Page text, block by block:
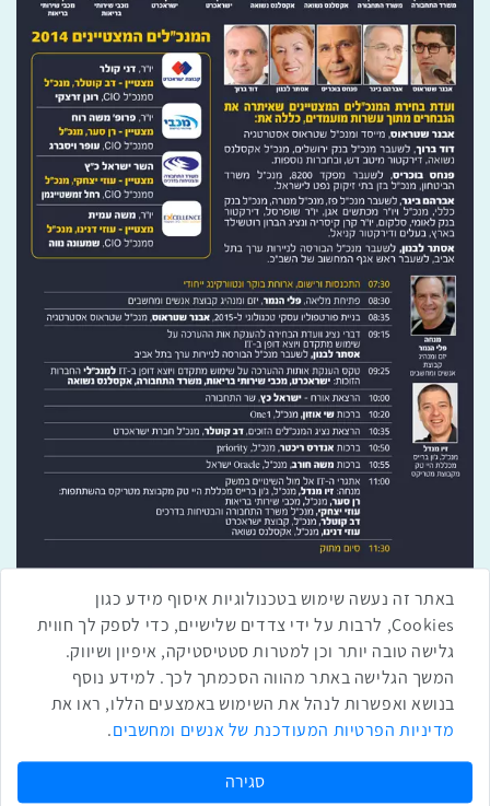
שתפו ברשת
שתף בלינקדאין
שתף בווטסאפ
שתף בטלגרם
באתר זה נעשה שימוש בטכנולוגיות איסוף מידע כגון
Cookies, לרבות על ידי צדדים שלישיים, כדי לספק לך חווית
גלישה טובה יותר וכן למטרות סטטיסטיקה, איפיון ושיווק.
המשך הגלישה באתר מהווה הסכמתך לכך. למידע נוסף
בנושא ואפשרות לנהל את השימוש באמצעים הללו, ראו את
מדיניות הפרטיות המעודכנת של אנשים ומחשבים.
סגירה